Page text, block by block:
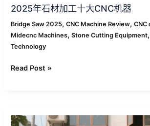
2025年石材加工十大CNC机器
Bridge Saw 2025,CNC Machine Review,
Midecnc Machines,Stone Cutting Equipment
Technology
Read Post »
在